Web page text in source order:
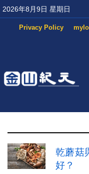
2026年8月9日 星期日
Privacy Policy
乾蘑菇
好？